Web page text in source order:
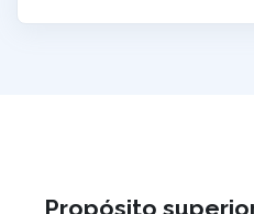
Propósito